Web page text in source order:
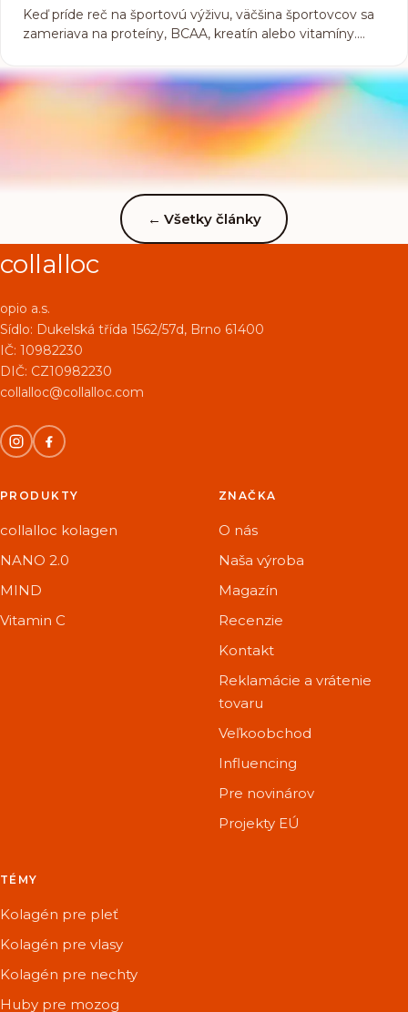
Keď príde reč na športovú výživu, väčšina športovcov sa
zameriava na proteíny, BCAA, kreatín alebo vitamíny.
známy, no veľmi dôležitý doplnok si zaslúži vašu
pozornosť. Prečo? Pretože kolagén nie je len o zdravej
pokožke a vlasoch, ale predovšetkým o podpore svalov,
kĺbov a šliach, teda tých častí tela, ktoré každý športovec
zaťažuje na maximum.
←Všetky články
collalloc
opio a.s.
Sídlo: Dukelská třída 1562/57d, Brno 61400
IČ: 10982230
DIČ: CZ10982230
collalloc@collalloc.com
PRODUKTY
collalloc kolagen
NANO 2.0
MIND
Vitamin C
ZNAČKA
O nás
Naša výroba
Magazín
Recenzie
Kontakt
Reklamácie a vrátenie
tovaru
Veľkoobchod
Influencing
Pre novinárov
Projekty EÚ
TÉMY
Kolagén pre pleť
Kolagén pre vlasy
Kolagén pre nechty
Huby pre mozog